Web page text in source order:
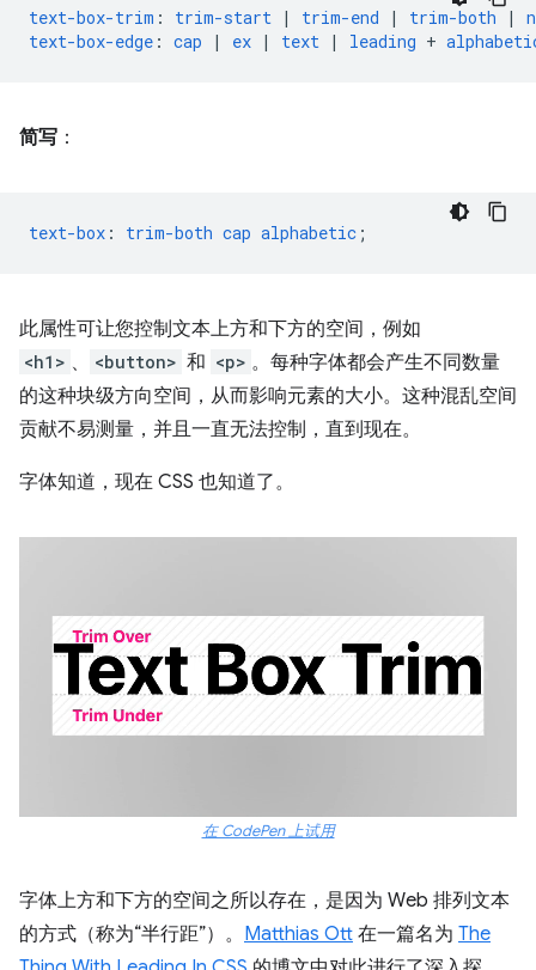
text-box-trim : trim-start | trim-end | trim-both |
text-box-edge : cap | ex | text | leading +
简写 ：
text-box : trim-both cap alphabetic ;
此属性可让您控制文本上方和下方的空间，例如
<h1> 、 <button> 和 <p> 。每种字体都会产生不同数量
的这种块级方向空间，从而影响元素的大小。这种混乱空间
贡献不易测量，并且一直无法控制，直到现在。
字体知道，现在 CSS 也知道了。
在 CodePen 上试用
字体上方和下方的空间之所以存在，是因为 Web 排列文本
的方式（称为“半行距”）。 Matthias Ott 在一篇名为 The